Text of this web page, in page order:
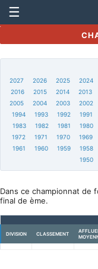
☰
2027
2026 2025 2024
2016
2015 2014 2013
2005
2004 2003 2002
1994
1993 1992 1991
1983
1982 1981 1980
1972
1971 1970 1969
1961
1960 1959 1958
1950
Dans ce championnat de
final de ème.
DIVISION CLASSEMENT